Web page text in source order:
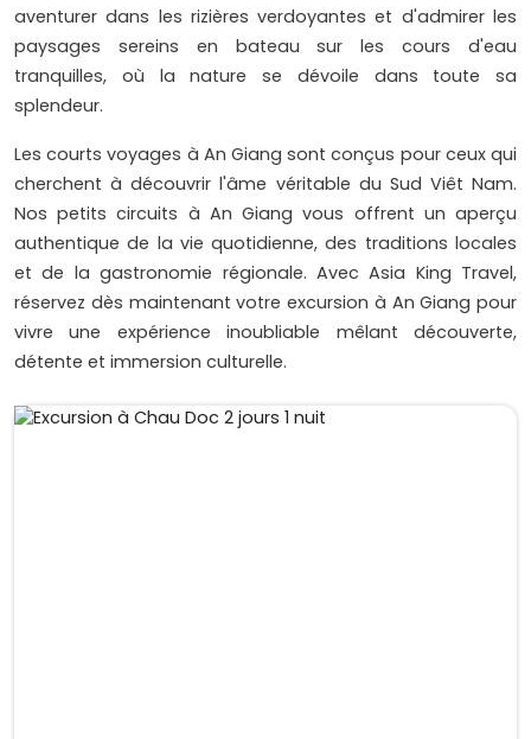
aventurer dans les rizières verdoyantes et d'admirer les
paysages sereins en bateau sur les cours d'eau
tranquilles, où la nature se dévoile dans toute sa
splendeur.
Les courts voyages à An Giang sont conçus pour ceux qui
cherchent à découvrir l'âme véritable du Sud Viêt Nam.
Nos petits circuits à An Giang vous offrent un aperçu
authentique de la vie quotidienne, des traditions locales
et de la gastronomie régionale. Avec Asia King Travel,
réservez dès maintenant votre excursion à An Giang pour
vivre une expérience inoubliable mêlant découverte,
détente et immersion culturelle.